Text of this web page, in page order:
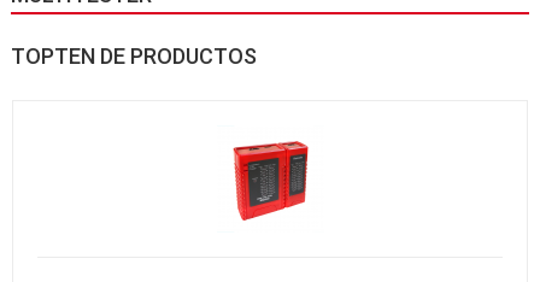
TOPTEN DE PRODUCTOS